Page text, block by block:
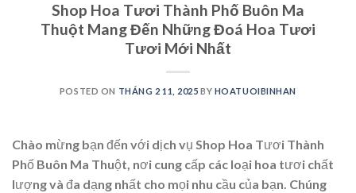
Shop Hoa Tươi Thành Phố Buôn Ma
Thuột Mang Đến Những Đoá Hoa Tươi
Tươi Mới Nhất
POSTED ON THÁNG 2 11, 2025 BY HOATUOIBINHAN
Chào mừng bạn đến với dịch vụ Shop Hoa Tươi Thành
Phố Buôn Ma Thuột, nơi cung cấp các loại hoa tươi chất
lượng và đa dạng nhất cho mọi nhu cầu của bạn. Chúng